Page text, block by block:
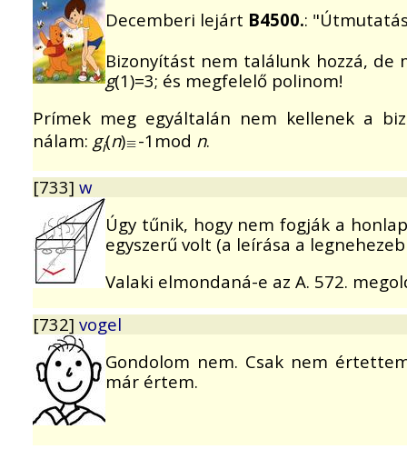
Decemberi lejárt B4500.:
Bizonyítást nem találunk hozzá,
g(1)=3; és megfelelő polinom!
Prímek meg egyáltalán nem kellenek a
nálam: gi(n) -1mod n.
[733] w
Úgy tűnik, hogy nem fogják a
egyszerű volt (a leírása a
Valaki elmondaná-e az A. 572.
[732] vogel
Gondolom nem. Csak nem
már értem.